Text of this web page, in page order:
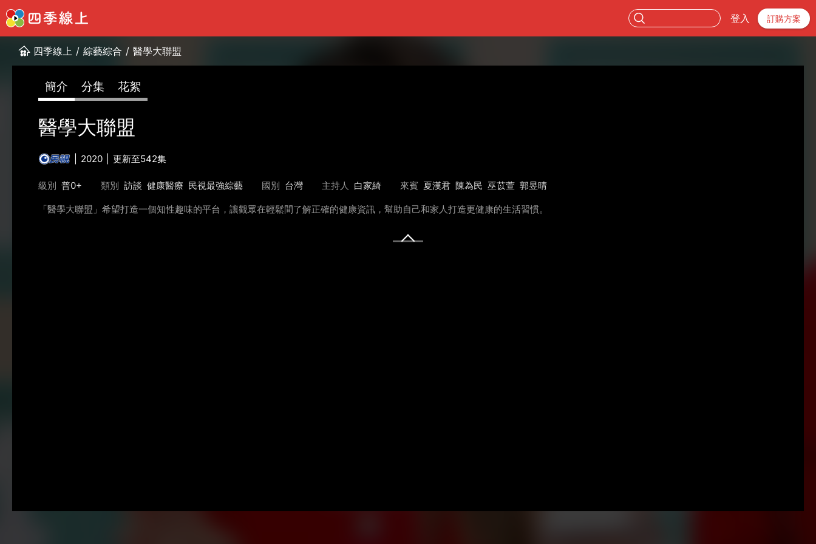
登入 訂購方案
四季線上 / 綜藝綜合 / 醫學大聯盟
簡介 分集 花絮
醫學大聯盟
2020 更新至542集
級別 普0+ 類別 訪談 健康醫療 民視最強綜藝 國別 台灣 主持人 白家綺 來賓 夏漢君 陳為民 巫苡萱 郭昱晴
「醫學大聯盟」希望打造一個知性趣味的平台，讓觀眾在輕鬆間了解正確的健康資訊，幫助自己和家人打造更健康的生活習慣。